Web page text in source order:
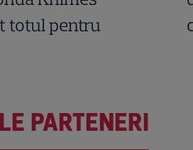
totul pentru
PARTENERI